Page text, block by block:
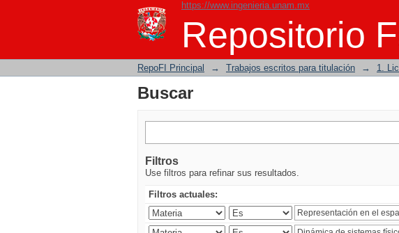
https://www.ingenieria.unam.mx
Repositorio
Buscar
RepoFI Principal → Trabajos escritos para titulación → 1.
Buscar
Filtros
Use filtros para refinar sus resultados.
Filtros actuales: